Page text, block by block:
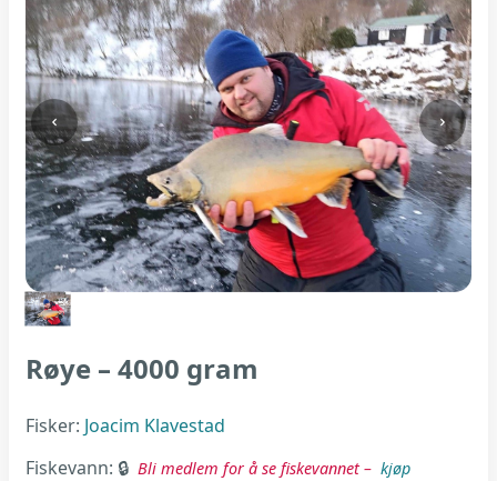
Røye – 4000 gram
Fisker: Joacim Klavestad
Fiskevann:
Bli medlem for å se fiskevannet – kjøp